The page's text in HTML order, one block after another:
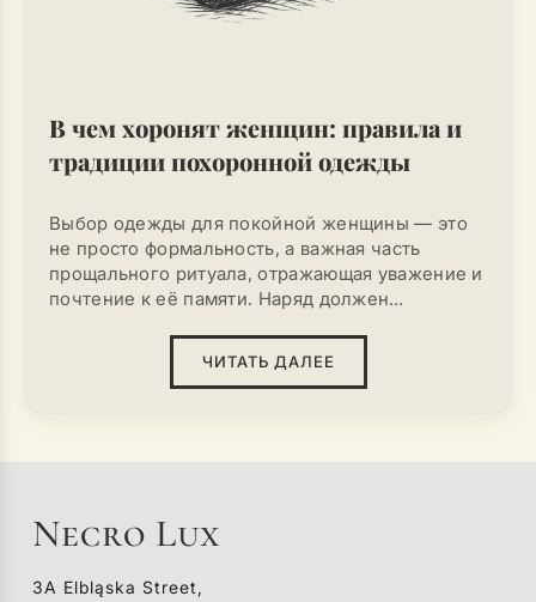
В чем хоронят женщин: правила и
традиции похоронной одежды
Выбор одежды для покойной женщины — это
не просто формальность, а важная часть
прощального ритуала, отражающая уважение и
почтение к её памяти. Наряд должен
ЧИТАТЬ ДАЛЕЕ
Necro Lux
3A Elbląska Street,